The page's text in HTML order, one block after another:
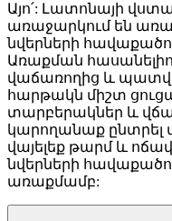
Այո՛: Լատոնայի
առաջարկում են
նվերների
Առաքման
վաճառողից և
հարթակն միշտ
տարբերակներ և
կարողանաք
վայելեք թարմ և
նվերների
առաքմամբ: